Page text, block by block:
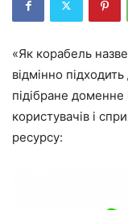
«Як корабель
відмінно
підібране доменне
користувачів і
ресурсу: